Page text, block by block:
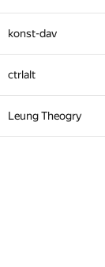
konst-dav
ctrlalt
Leung Theogry
abelyan.alexander
Vitaly Butoma
senek_k